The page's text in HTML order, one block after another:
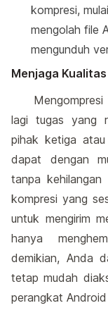
kompresi,
mengolah file
mengunduh
Menjaga
lagi tugas yang
pihak ketiga
dapat dengan
tanpa kehilangan
kompresi yang
untuk mengirim
hanya
demikian, Anda
tetap mudah
perangkat